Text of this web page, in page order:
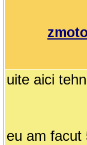
uite aici
eu am facut